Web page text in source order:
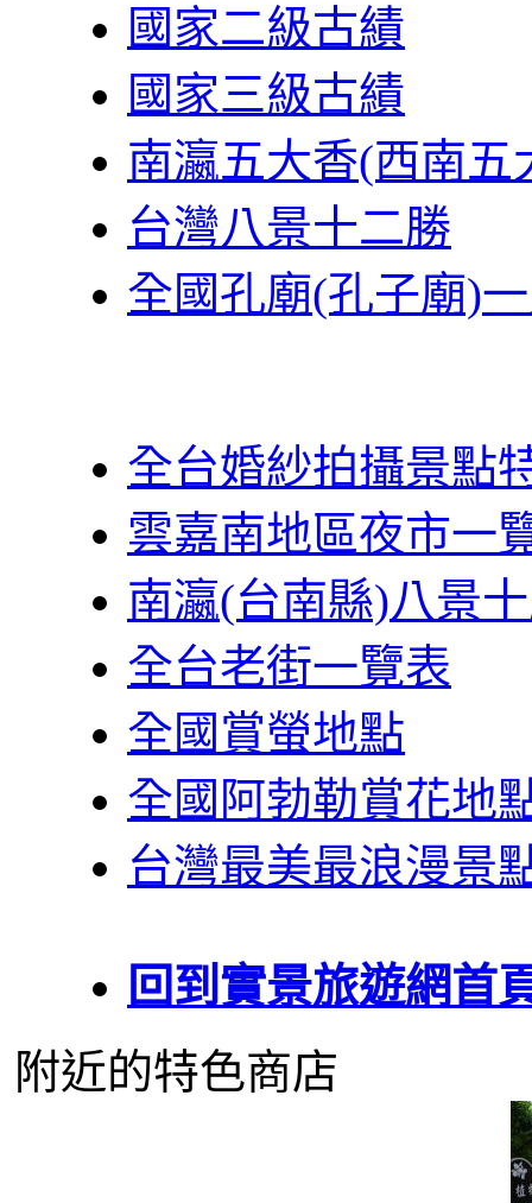
國家二級古績
國家三級古績
南瀛五大香(西南五
台灣八景十二勝
全國孔廟(孔子廟)
全台婚紗拍攝景點
雲嘉南地區夜市一
南瀛(台南縣)八景
全台老街一覽表
全國賞螢地點
全國阿勃勒賞花地
台灣最美最浪漫景
回到實景旅遊網首
附近的特色商店